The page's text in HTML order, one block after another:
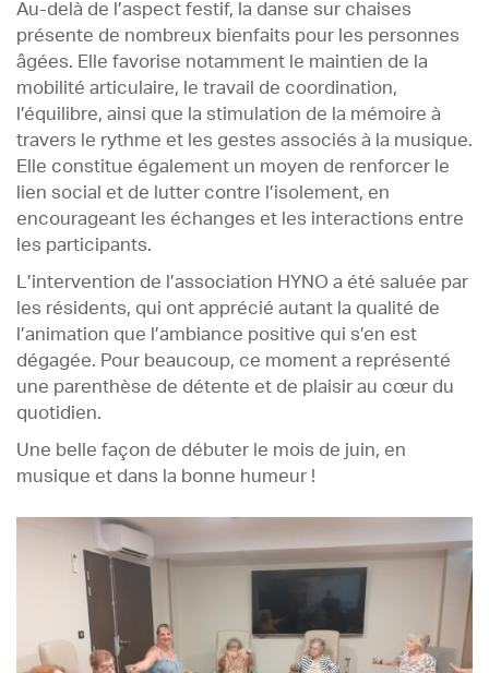
Au-delà de l’aspect festif, la danse sur chaises
présente de nombreux bienfaits pour les personnes
âgées. Elle favorise notamment le maintien de la
mobilité articulaire, le travail de coordination,
l’équilibre, ainsi que la stimulation de la mémoire à
travers le rythme et les gestes associés à la musique.
Elle constitue également un moyen de renforcer le
lien social et de lutter contre l’isolement, en
encourageant les échanges et les interactions entre
les participants.
L’intervention de l’association HYNO a été saluée par
les résidents, qui ont apprécié autant la qualité de
l’animation que l’ambiance positive qui s’en est
dégagée. Pour beaucoup, ce moment a représenté
une parenthèse de détente et de plaisir au cœur du
quotidien.
Une belle façon de débuter le mois de juin, en
musique et dans la bonne humeur !